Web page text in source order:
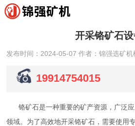
开采铬矿石
发布时间：2024-05-07 作者：锦强选矿机
19914754015
铬矿石是一种重要的矿产资源，广泛
领域。为了高效地开采铬矿石，需要使用